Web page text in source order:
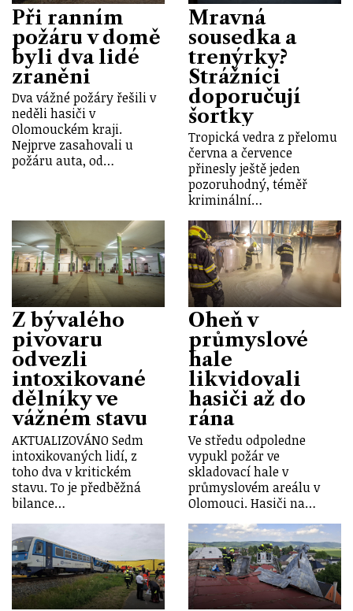
Při ranním
požáru v domě
byli dva lidé
zraněni
Dva vážné požáry řešili v
neděli hasiči v
Olomouckém kraji.
Nejprve zasahovali u
požáru auta, od…
Mravná
sousedka a
trenýrky?
Strážníci
doporučují
šortky
Tropická vedra z přelomu
června a července
přinesly ještě jeden
pozoruhodný, téměř
kriminální…
Z bývalého
pivovaru
odvezli
intoxikované
dělníky ve
vážném stavu
AKTUALIZOVÁNO Sedm
intoxikovaných lidí, z
toho dva v kritickém
stavu. To je předběžná
bilance…
Oheň v
průmyslové
hale
likvidovali
hasiči až do
rána
Ve středu odpoledne
vypukl požár ve
skladovací hale v
průmyslovém areálu v
Olomouci. Hasiči na…